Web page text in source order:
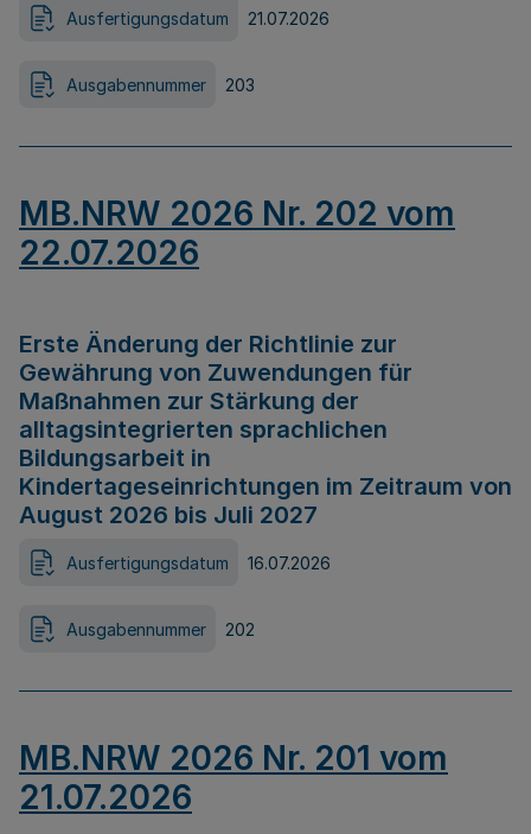
Ausfertigungsdatum 21.07.2026
Ausgabennummer 203
MB.NRW 2026 Nr. 202 vom
22.07.2026
Erste Änderung der Richtlinie zur
Gewährung von Zuwendungen für
Maßnahmen zur Stärkung der
alltagsintegrierten sprachlichen
Bildungsarbeit in
Kindertageseinrichtungen im Zeitraum von
August 2026 bis Juli 2027
Ausfertigungsdatum 16.07.2026
Ausgabennummer 202
MB.NRW 2026 Nr. 201 vom
21.07.2026